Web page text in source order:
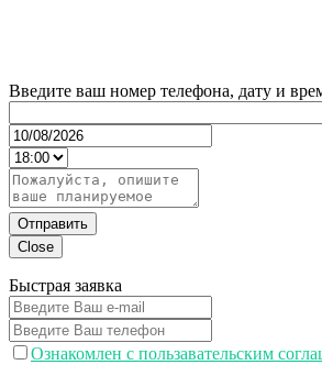
Введите ваш номер телефона, дату и
Отправить
Close
Быстрая заявка
Ознакомлен с пользавательским